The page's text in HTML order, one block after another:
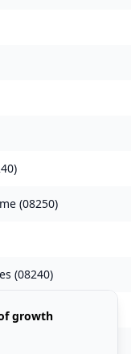
)
(08250)
(08240)
growth